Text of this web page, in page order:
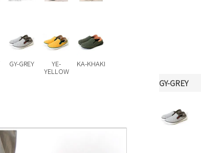
GY-GREY YE-
YELLOW
KA-KHAKI
GY-GREY